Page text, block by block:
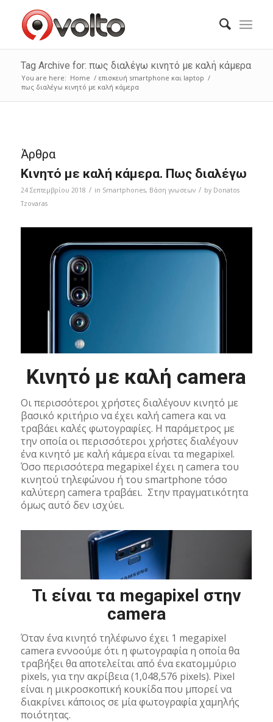
Tag Archive for: πως διαλέγω κινητό με καλή κάμερα
You are here: Home / επισκευή smartphone και laptop /
πως διαλέγω κινητό με καλή κάμερα
Άρθρα
Κινητό με καλή κάμερα. Πως διαλέγω
24 Σεπτεμβρίου 2018 / in Smartphones, Bάση γνωσεων / by Donatos
Tzovaras
Κινητό με καλή camera
Οι περισσότεροι χρήστες διαλέγουν κινητό με
βασικό κριτήριο να έχει καλή camera και να
τραβάει καλές φωτογραφίες. Η παράμετρος με
την οποία οι περισσότεροι χρήστες διαλέγουν
ένα κινητό με καλή κάμερα είναι τα megapixel.
Όσο περισσότερα megapixel έχει η camera του
κινητού τηλεφώνου ή του smartphone τόσο
καλύτερη camera τραβάει. Στην πραγματικότητα
όμως αυτό δεν ισχύει.
Τι είναι τα megapixel στην
camera
Όταν ένα κινητό τηλέφωνο έχει 1 megapixel
camera εννοούμε ότι η φωτογραφία η οποία θα
τραβήξει θα αποτελείται από ένα εκατομμύριο
pixels, για την ακρίβεια (1,048,576 pixels). Pixel
είναι η μικροσκοπική κουκίδα που μπορεί να
διακρίνει κάποιος σε μία φωτογραφία χαμηλής
ποιότητας.